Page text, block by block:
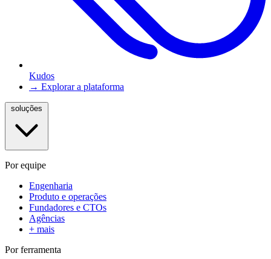
Kudos
→ Explorar a plataforma
Por equipe
Engenharia
Produto e operações
Fundadores e CTOs
Agências
+ mais
Por ferramenta